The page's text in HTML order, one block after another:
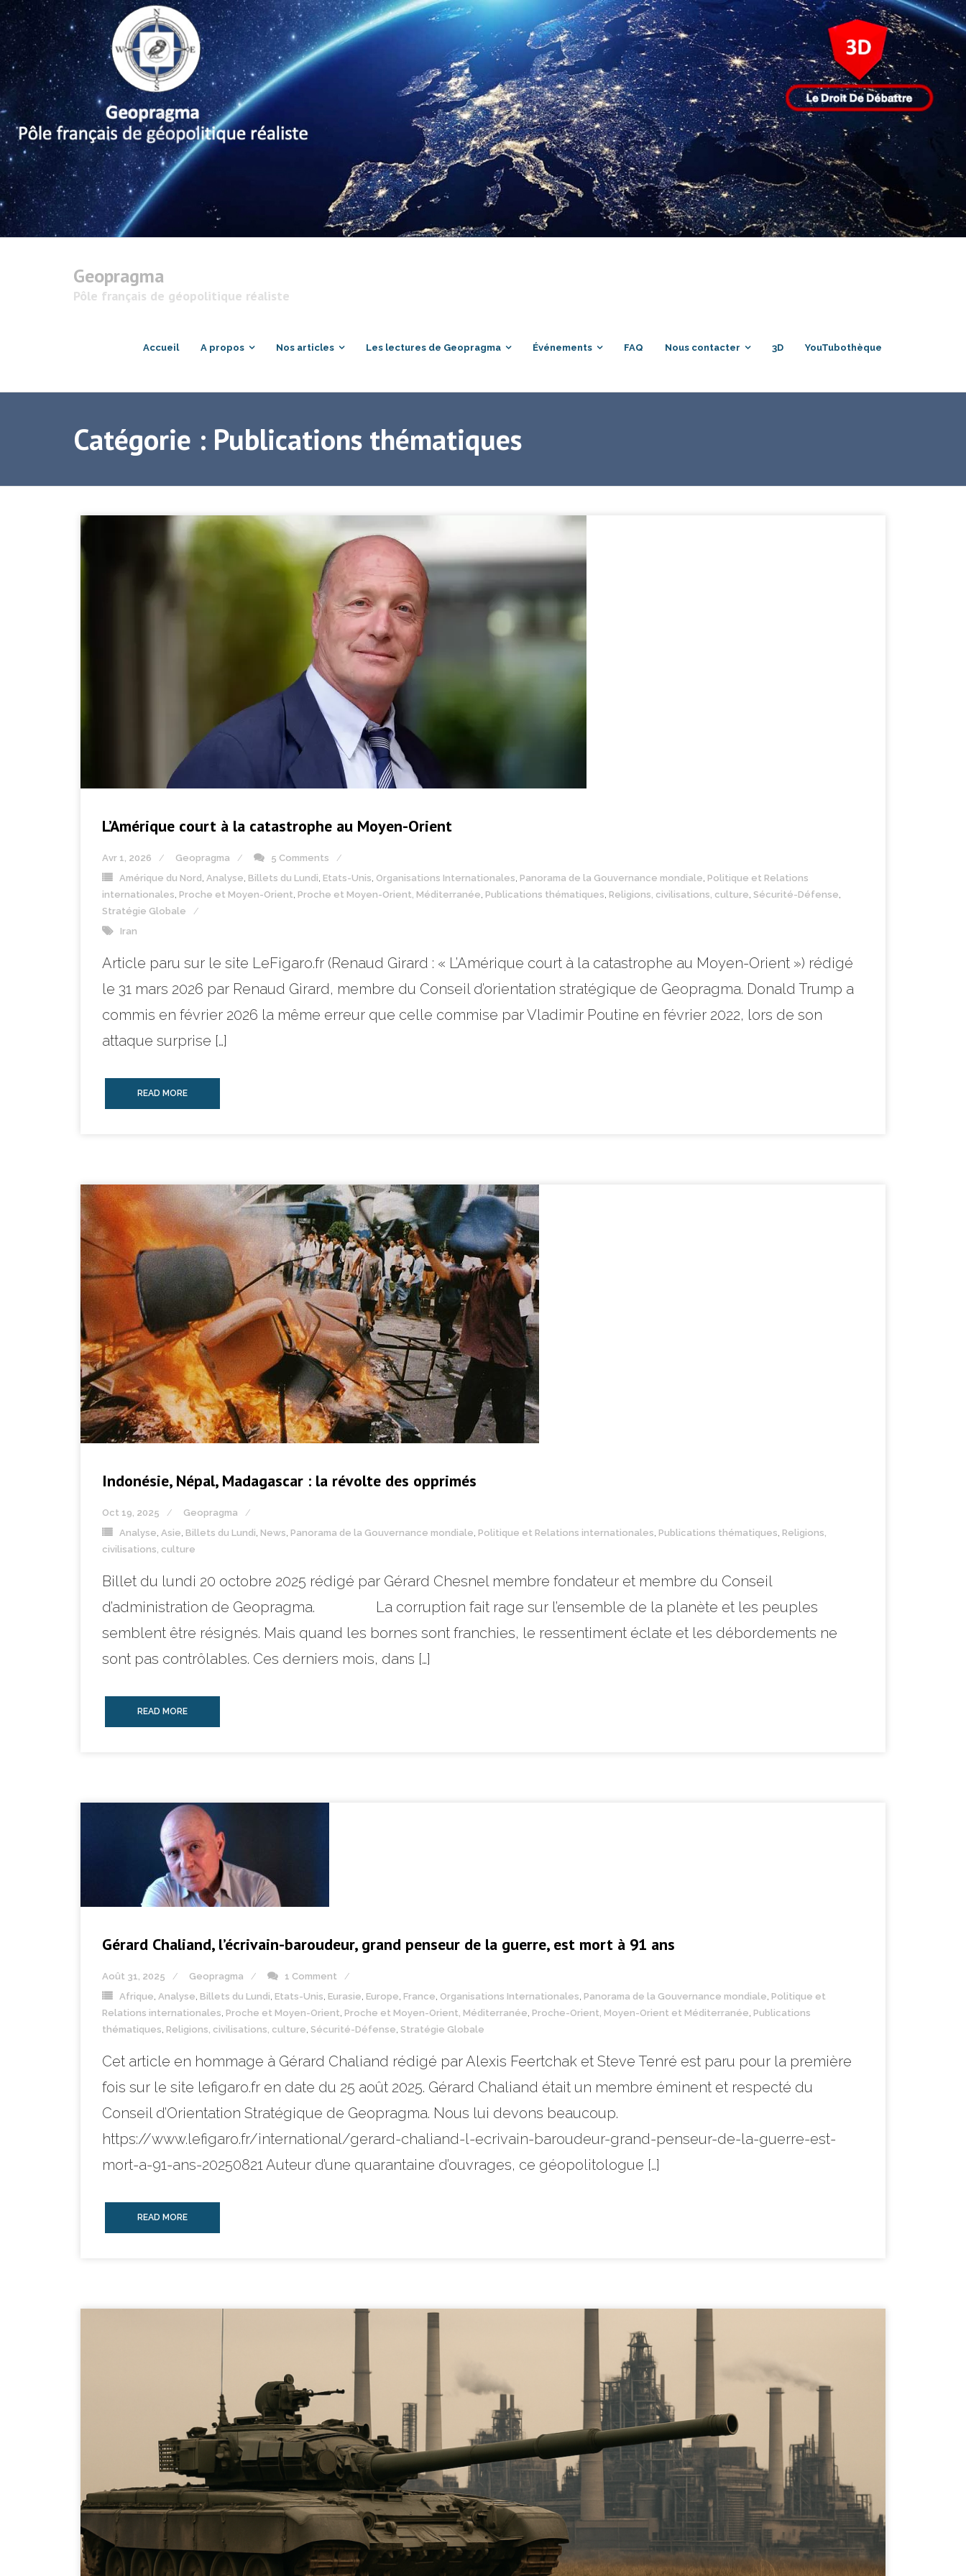
Geopragma
Pôle français de géopolitique réaliste
Accueil A propos Nos articles Les lectures de Geopragma Événements FAQ Nous contacter 3D YouTubothèque
Catégorie : Publications thématiques
L’Amérique court à la catastrophe au Moyen-Orient
Avr 1, 2026 Geopragma
5 Comments
Amérique du Nord Analyse Billets du Lundi Etats-Unis Organisations Internationales Panorama de la Gouvernance mondiale Politique et Relations
internationales Proche et Moyen-Orient Proche et Moyen-Orient, Méditerranée Publications thématiques Religions, civilisations, culture Sécurité-Défense
Stratégie Globale
Iran
Article paru sur le site LeFigaro.fr (Renaud Girard : « L’Amérique court à la catastrophe au Moyen-Orient ») rédigé
le 31 mars 2026 par Renaud Girard, membre du Conseil d’orientation stratégique de Geopragma. Donald Trump a
commis en février 2026 la même erreur que celle commise par Vladimir Poutine en février 2022, lors de son
attaque surprise […]
READ MORE
Indonésie, Népal, Madagascar : la révolte des opprimés
Oct 19, 2025
Geopragma
Analyse Asie Billets du Lundi News Panorama de la Gouvernance mondiale Politique et Relations internationales Publications thématiques Religions,
civilisations, culture
Billet du lundi 20 octobre 2025 rédigé par Gérard Chesnel membre fondateur et membre du Conseil
d’administration de Geopragma. La corruption fait rage sur l’ensemble de la planète et les peuples
semblent être résignés. Mais quand les bornes sont franchies, le ressentiment éclate et les débordements ne
sont pas contrôlables. Ces derniers mois, dans […]
READ MORE
Gérard Chaliand, l’écrivain-baroudeur, grand penseur de la guerre, est mort à 91 ans
Août 31, 2025 Geopragma
1 Comment
Afrique Analyse Billets du Lundi Etats-Unis Eurasie Europe France Organisations Internationales Panorama de la Gouvernance mondiale Politique et
Relations internationales Proche et Moyen-Orient Proche et Moyen-Orient, Méditerranée Proche-Orient, Moyen-Orient et Méditerranée Publications
thématiques Religions, civilisations, culture Sécurité-Défense Stratégie Globale
Cet article en hommage à Gérard Chaliand rédigé par Alexis Feertchak et Steve Tenré est paru pour la première
fois sur le site lefigaro.fr en date du 25 août 2025. Gérard Chaliand était un membre éminent et respecté du
Conseil d’Orientation Stratégique de Geopragma. Nous lui devons beaucoup.
https://www.lefigaro.fr/international/gerard-chaliand-l-ecrivain-baroudeur-grand-penseur-de-la-guerre-est-
mort-a-91-ans-20250821 Auteur d’une quarantaine d’ouvrages, ce géopolitologue […]
READ MORE